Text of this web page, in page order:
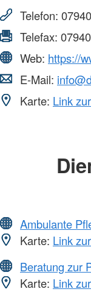
Telefon:
Telefax:
Web: https://
E-Mail:
Karte: Link
Ambulante
Karte: Link
Beratung zur
Karte: Link